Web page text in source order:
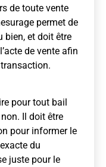
de toute vente
permet de
bien, et doit être
de vente afin
pour tout bail
Il doit être
pour informer le
du
juste pour le